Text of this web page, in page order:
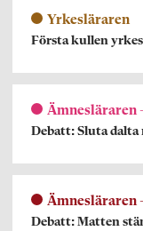
Yrkesläraren
Första kullen
Ämnesläraren
Debatt: Sluta dalta
Ämnesläraren
Debatt: Matten